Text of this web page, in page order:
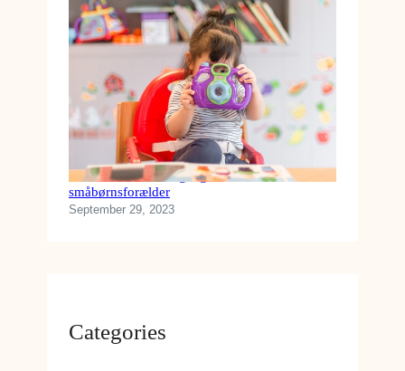
Køb disse tekniske gadgets som
småbørnsforælder
September 29, 2023
Categories